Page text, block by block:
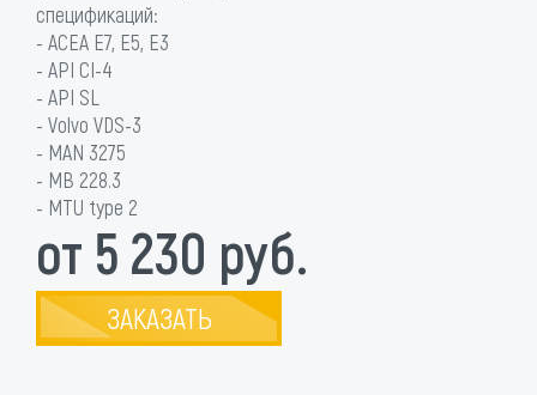
спецификаций:
- ACEA E7, E5, E3
- API CI-4
- API SL
- Volvo VDS-3
- MAN 3275
- MB 228.3
- MTU type 2
от 5 230 руб.
ЗАКАЗАТЬ